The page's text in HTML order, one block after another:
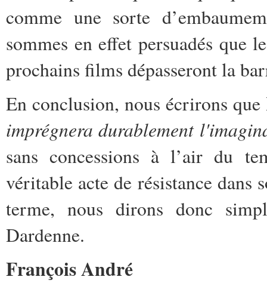
comme une sorte
sommes en effet persuadés que
prochains films dépasseront la
En conclusion, nous écrirons que
imprégnera durablement
sans concessions à l’air du
véritable acte de résistance
terme, nous dirons donc
Dardenne.
François André